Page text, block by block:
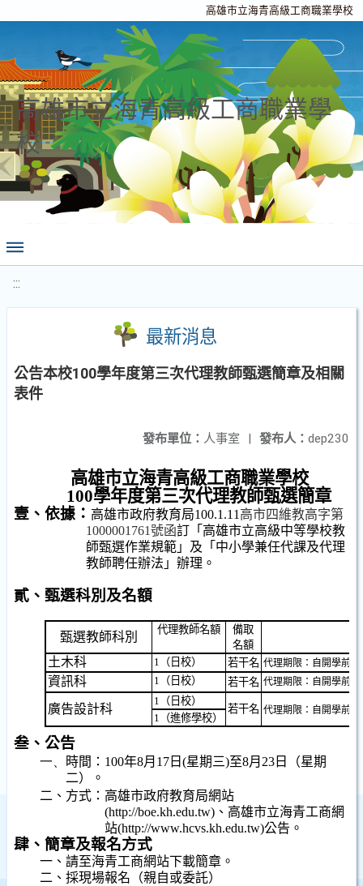
高雄市立海青高級工商職業學校
高雄市立海青高級工商職業學
校
:::
最新消息
公告本校100學年度第三次代理教師甄選簡章及相關
表件
發布人： dep230
發布單位： 人事室 |
高雄市立海青高級工商職業學校
100學年度第三次代理教師甄選簡章
壹、依據： 高雄市政府教育局100.1.11 高市四維教高字第
1000001761號函訂「高雄市立高級中等學校教
師甄選作業規範」及「中小學兼任代課及代理
教師聘任辦法」辦理。
貳、甄選科別及名額
甄選教師科別
代理教師名額
備取
名額
土木科
1 （日校） 若干名 代理期限：自開學前
資訊科 1 （日校） 若干名 代理期限：自開學前
廣告設計科
1 （日校）
若干名 代理期限：自開學前
1 （進修學校）
叁、公告
一、 時間： 100年8月 17 日 (星期三)至8月 23 日
（星期
二）。
二、方式：高雄市政府教育局網站
(http://boe.kh.edu.tw) 、高雄市立海青工商網
站(http://www.hcvs.kh.edu.tw)公告。
肆、簡章及報名方式
一、請至海青工商網站下載簡章。
二、採現場報名（親自或委託）